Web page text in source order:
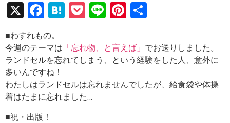
X
F
a
ce
b
o
o
H
at
e
n
P
o
ck
et
Li
n
e
Pi
nt
er
es
有
■わすれもの。
今週のテーマは 「忘れ物、と言えば」 でお送りしました。
ランドセルを忘れてしまう、という経験をした人、意外に
多いんですね！
わたしはランドセルは忘れませんでしたが、給食袋や体操
着はたまに忘れました…
■祝・出版！